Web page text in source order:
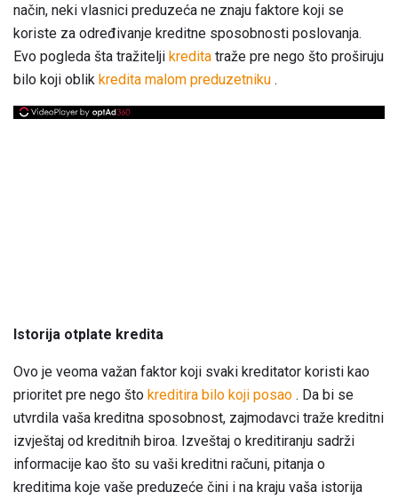
način, neki vlasnici preduzeća ne znaju faktore koji se
koriste za određivanje kreditne sposobnosti poslovanja.
Evo pogleda šta tražitelji kredita traže pre nego što proširuju
bilo koji oblik kredita malom preduzetniku .
Istorija otplate kredita
Ovo je veoma važan faktor koji svaki kreditator koristi kao
prioritet pre nego što kreditira bilo koji posao . Da bi se
utvrdila vaša kreditna sposobnost, zajmodavci traže kreditni
izvještaj od kreditnih biroa. Izveštaj o kreditiranju sadrži
informacije kao što su vaši kreditni računi, pitanja o
kreditima koje vaše preduzeće čini i na kraju vaša istorija